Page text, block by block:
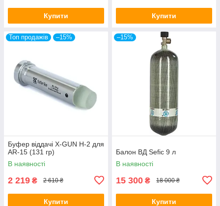
Купити Купити
Топ продажів –15%
Буфер віддачі X-GUN H-2 для
AR-15 (131 гр)
В наявності
2 219 ₴ 2 610 ₴
Купити
–15%
Балон ВД Sefic 9 л
В наявності
15 300 ₴ 18 000 ₴
Купити